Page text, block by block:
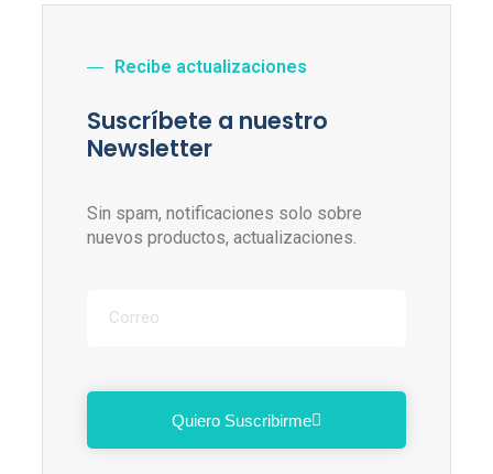
Recibe actualizaciones
Suscríbete a nuestro
Newsletter
Sin spam, notificaciones solo sobre
nuevos productos, actualizaciones.
Quiero Suscribirme